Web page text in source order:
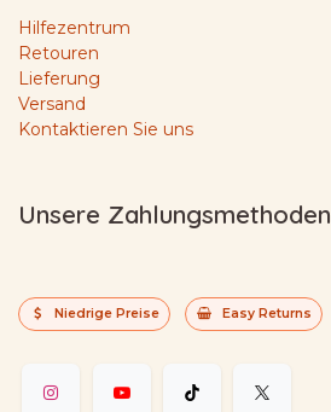
Hilfezentrum
Retouren
Lieferung
Versand
Kontaktieren Sie uns
Unsere Zahlungsmethoden
Niedrige Preise Easy Returns